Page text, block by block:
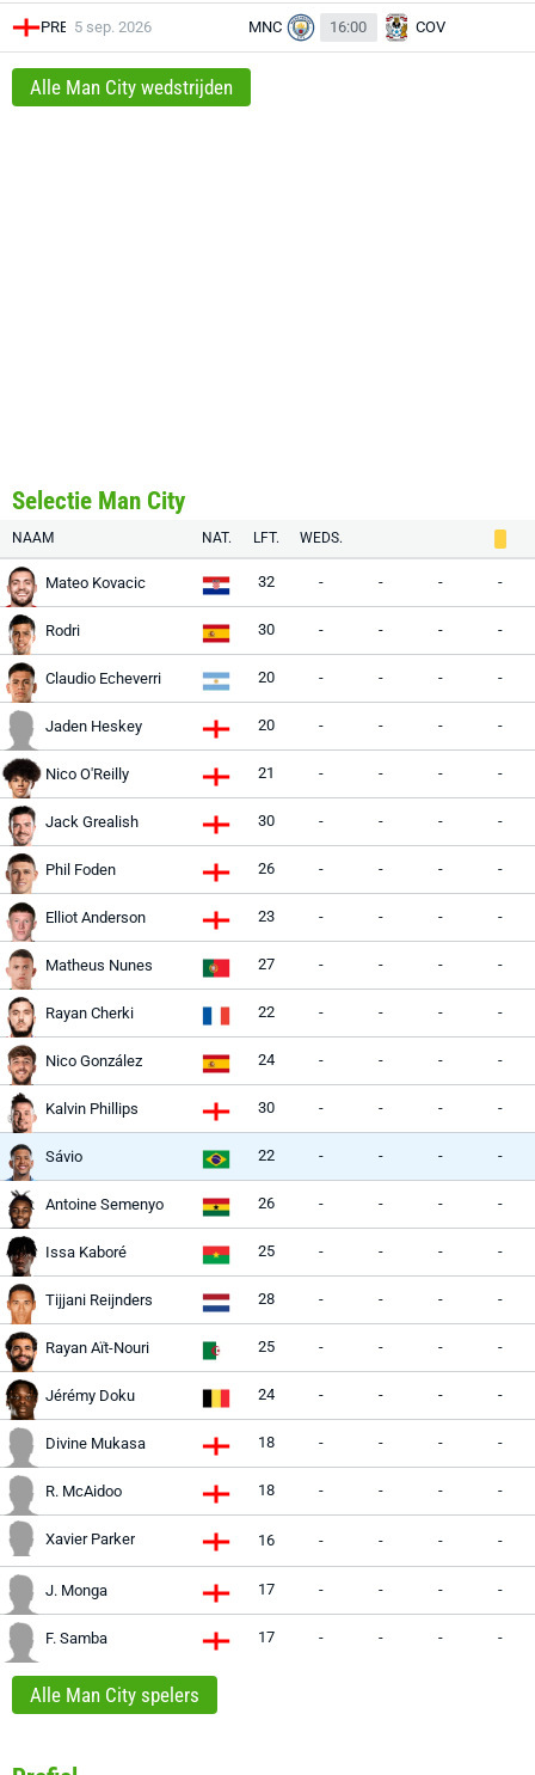
PRE 5 sep. 2026 MNC 16:00 COV
Alle Man City wedstrijden
Selectie Man City
NAAM NAT. LFT. WEDS.
Mateo Kovacic 32 - - - -
Rodri 30 - - - -
Claudio Echeverri 20 - - - -
Jaden Heskey 20 - - - -
Nico O'Reilly 21 - - - -
Jack Grealish 30 - - - -
Phil Foden 26 - - - -
Elliot Anderson 23 - - - -
Matheus Nunes 27 - - - -
Rayan Cherki 22 - - - -
Nico González 24 - - - -
Kalvin Phillips 30 - - - -
Sávio 22 - - - -
Antoine Semenyo 26 - - - -
Issa Kaboré 25 - - - -
Tijjani Reijnders 28 - - - -
Rayan Aït-Nouri 25 - - - -
Jérémy Doku 24 - - - -
Divine Mukasa 18 - - - -
R. McAidoo 18 - - - -
Xavier Parker 16 - - - -
J. Monga 17 - - - -
F. Samba 17 - - - -
Alle Man City spelers